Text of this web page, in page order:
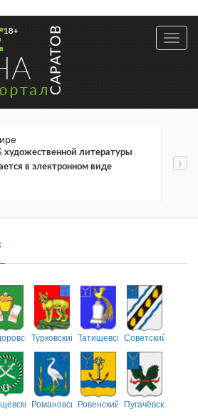
художественной литературы
в электронном виде
Турковский ТатищевскийСоветский
РомановскийРовенский Пугачёвский